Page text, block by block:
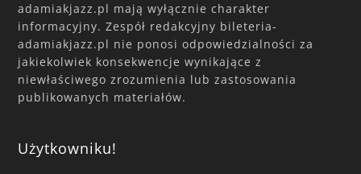
adamiakjazz.pl mają wyłącznie charakter
informacyjny. Zespół redakcyjny bileteria-
adamiakjazz.pl nie ponosi odpowiedzialności za
jakiekolwiek konsekwencje wynikające z
niewłaściwego zrozumienia lub zastosowania
publikowanych materiałów.
Użytkowniku!